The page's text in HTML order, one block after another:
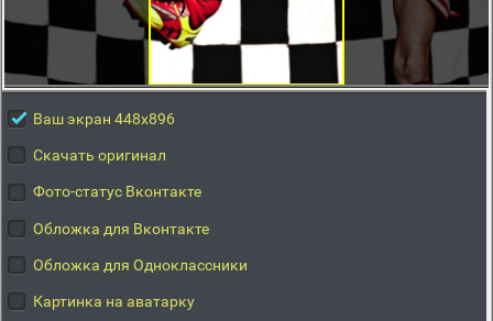
Ваш экран 448x896
Скачать оригинал
Фото-статус Вконтакте
Обложка для Вконтакте
Обложка для Одноклассники
Картинка на аватарку